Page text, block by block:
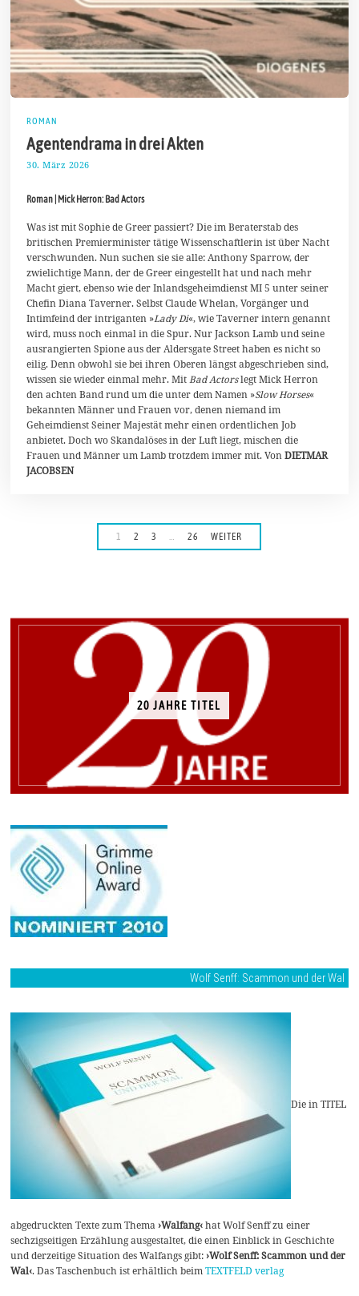
ROMAN
Agentendrama in drei Akten
30. März 2026
A
r
i
l
2
0
2
Roman | Mick Herron: Bad Actors
Was ist mit Sophie de Greer passiert? Die im Beraterstab des
britischen Premierminister tätige Wissenschaftlerin ist über Nacht
verschwunden. Nun suchen sie sie alle: Anthony Sparrow, der
zwielichtige Mann, der de Greer eingestellt hat und nach mehr
Macht giert, ebenso wie der Inlandsgeheimdienst MI 5 unter seiner
Chefin Diana Taverner. Selbst Claude Whelan, Vorgänger und
Intimfeind der intriganten »Lady Di«, wie Taverner intern genannt
wird, muss noch einmal in die Spur. Nur Jackson Lamb und seine
ausrangierten Spione aus der Aldersgate Street haben es nicht so
eilig. Denn obwohl sie bei ihren Oberen längst abgeschrieben sind,
wissen sie wieder einmal mehr. Mit Bad Actorslegt Mick Herron
den achten Band rund um die unter dem Namen »Slow Horses«
bekannten Männer und Frauen vor, denen niemand im
Geheimdienst Seiner Majestät mehr einen ordentlichen Job
anbietet. Doch wo Skandalöses in der Luft liegt, mischen die
Frauen und Männer um Lamb trotzdem immer mit. VonDIETMAR
JACOBSEN
1 2 3 26 WEITER
20 JAHRE TITEL
Wolf Senff: Scammon und der Wal
Die in TITEL
abgedruckten Texte zum Thema›Walfang‹hat Wolf Senff zu einer
sechzigseitigen Erzählung ausgestaltet, die einen Einblick in Geschichte
und derzeitige Situation des Walfangs gibt:›Wolf Senff: Scammon und der
Wal‹. Das Taschenbuch ist erhältlich beimTEXTFELD verlag